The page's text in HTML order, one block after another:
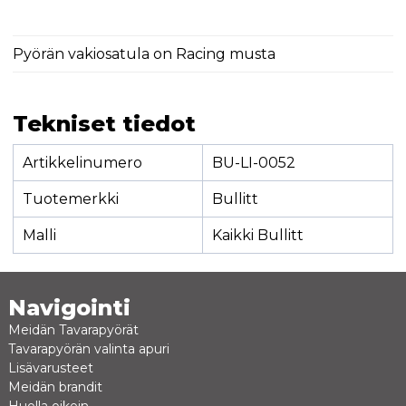
Pyörän vakiosatula on Racing musta
Tekniset tiedot
Artikkelinumero BU-LI-0052
Tuotemerkki Bullitt
Malli Kaikki Bullitt
Navigointi
Meidän Tavarapyörät
Tavarapyörän valinta apuri
Lisävarusteet
Meidän brandit